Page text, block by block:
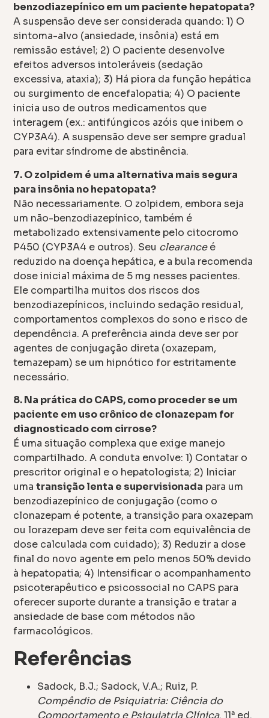
benzodiazepínico em um paciente hepatopata?
A suspensão deve ser considerada quando: 1) O
sintoma-alvo (ansiedade, insônia) está em
remissão estável; 2) O paciente desenvolve
efeitos adversos intoleráveis (sedação
excessiva, ataxia); 3) Há piora da função hepática
ou surgimento de encefalopatia; 4) O paciente
inicia uso de outros medicamentos que
interagem (ex.: antifúngicos azóis que inibem o
CYP3A4). A suspensão deve ser sempre gradual
para evitar síndrome de abstinência.
7. O zolpidem é uma alternativa mais segura
para insônia no hepatopata?
Não necessariamente. O zolpidem, embora seja
um não-benzodiazepínico, também é
metabolizado extensivamente pelo citocromo
P450 (CYP3A4 e outros). Seu clearanceé
reduzido na doença hepática, e a bula recomenda
dose inicial máxima de 5 mg nesses pacientes.
Ele compartilha muitos dos riscos dos
benzodiazepínicos, incluindo sedação residual,
comportamentos complexos do sono e risco de
dependência. A preferência ainda deve ser por
agentes de conjugação direta (oxazepam,
temazepam) se um hipnótico for estritamente
necessário.
8. Na prática do CAPS, como proceder se um
paciente em uso crônico de clonazepam for
diagnosticado com cirrose?
É uma situação complexa que exige manejo
compartilhado. A conduta envolve: 1) Contatar o
prescritor original e o hepatologista; 2) Iniciar
umatransição lenta e supervisionada para um
benzodiazepínico de conjugação (como o
clonazepam é potente, a transição para oxazepam
ou lorazepam deve ser feita com equivalência de
dose calculada com cuidado); 3) Reduzir a dose
final do novo agente em pelo menos 50% devido
à hepatopatia; 4) Intensificar o acompanhamento
psicoterapêutico e psicossocial no CAPS para
oferecer suporte durante a transição e tratar a
ansiedade de base com métodos não
farmacológicos.
Referências
Sadock, B.J.; Sadock, V.A.; Ruiz, P.
Compêndio de Psiquiatria: Ciência do
Comportamento e Psiquiatria Clínica. 11ª ed.